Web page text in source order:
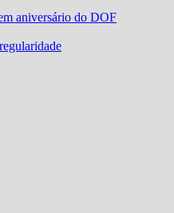
aniversário do DOF